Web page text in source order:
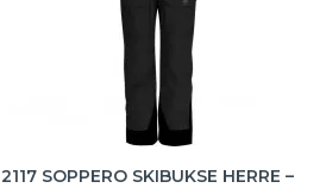
2117 SOPPERO SKIBUKSE HERRE –